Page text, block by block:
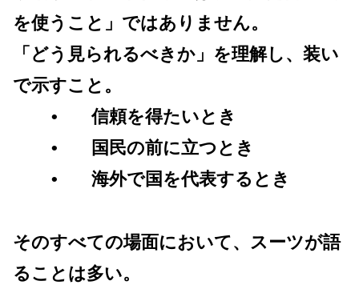
を使うこと」ではありません。
「どう見られるべきか」を理解し、装い
で示すこと。
• 信頼を得たいとき
• 国民の前に立つとき
• 海外で国を代表するとき
そのすべての場面において、スーツが語
ることは多い。